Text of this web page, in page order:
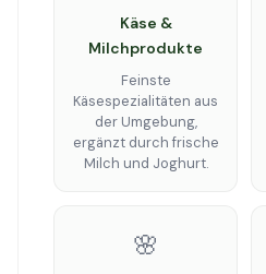
Käse &
Milchprodukte
Feinste
Käsespezialitäten aus
der Umgebung,
ergänzt durch frische
Milch und Joghurt.
🌸